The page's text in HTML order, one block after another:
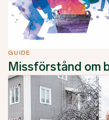
GUIDE
Missförstånd om